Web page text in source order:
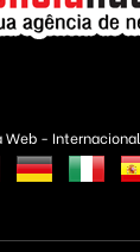
Web - Internacional